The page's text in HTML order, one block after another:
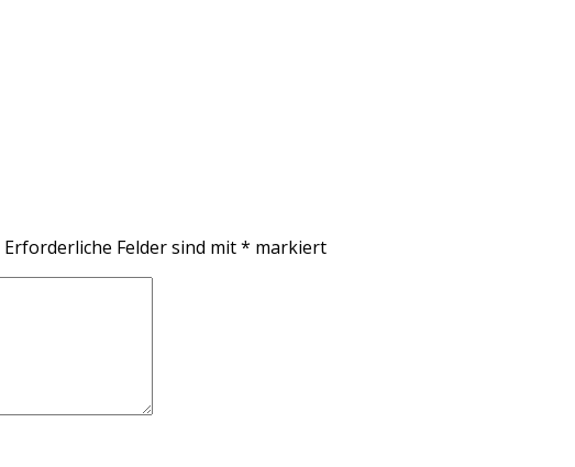
Erforderliche Felder sind mit* markiert